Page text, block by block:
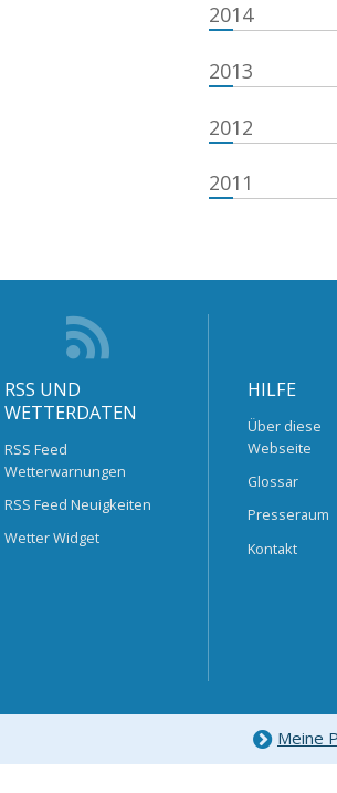
2014
2013
2012
2011
RSS UND
WETTERDATEN
RSS Feed
Wetterwarnungen
RSS Feed Neuigkeiten
Wetter Widget
HILFE
Über diese
Webseite
Glossar
Presseraum
Kontakt
Meine